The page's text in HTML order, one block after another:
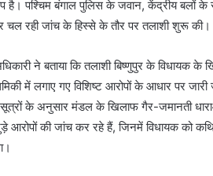
है। पश्चिम बंगाल पुलिस के जवान, केंद्रीय बलों
रही जांच के हिस्से के तौर पर तलाशी शुरू की।
ने बताया कि तलाशी बिष्णुपुर के विधायक के
में लगाए गए विशिष्ट आरोपों के आधार पर
के अनुसार मंडल के खिलाफ गैर-जमानती
आरोपों की जांच कर रहे हैं, जिनमें विधायक को